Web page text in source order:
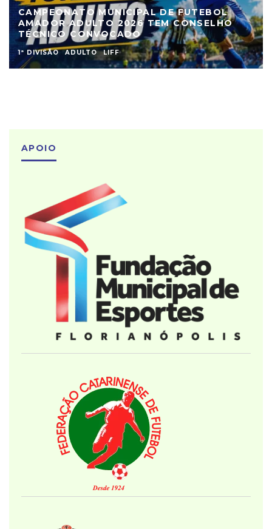
CAMPEONATO MUNICIPAL DE FUTEBOL
AMADOR ADULTO 2026 TEM CONSELHO
TÉCNICO CONVOCADO
1ª DIVISÃO ADULTO LIFF
APOIO